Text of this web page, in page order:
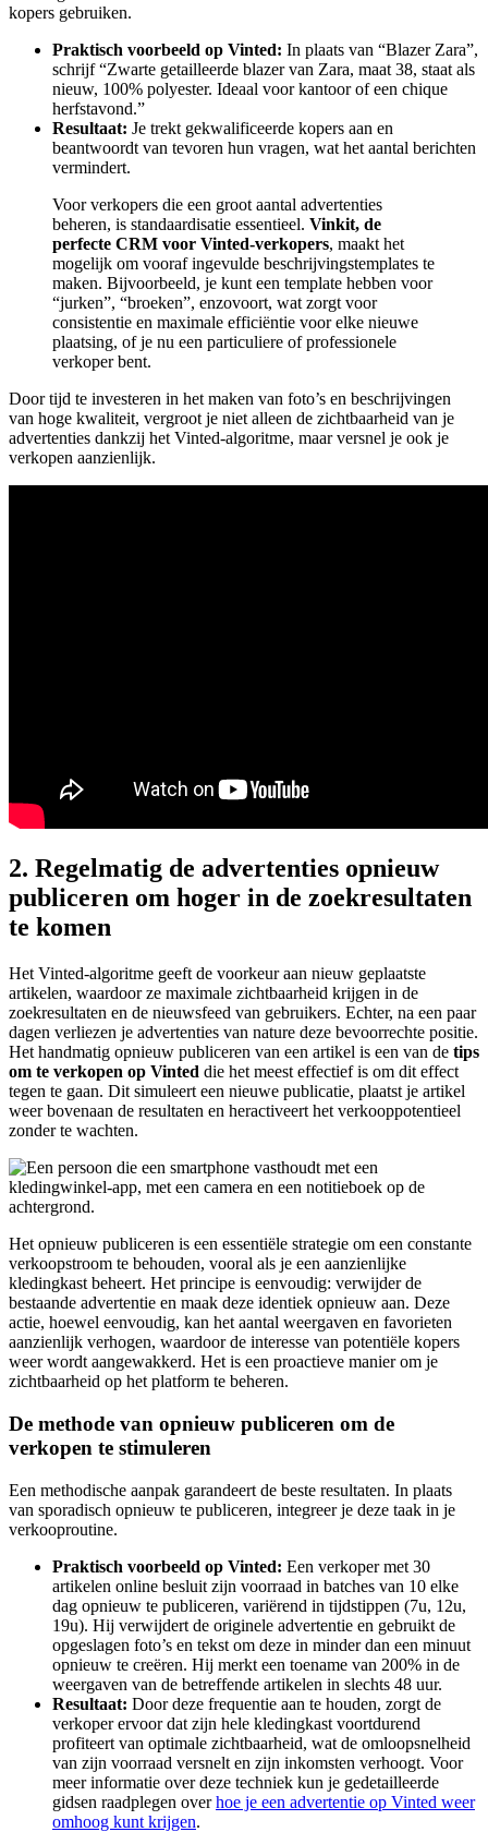
kopers gebruiken.
Praktisch voorbeeld op Vinted: In plaats van “Blazer Zara”,
schrijf “Zwarte getailleerde blazer van Zara, maat 38, staat als
nieuw, 100% polyester. Ideaal voor kantoor of een chique
herfstavond.”
Resultaat: Je trekt gekwalificeerde kopers aan en
beantwoordt van tevoren hun vragen, wat het aantal berichten
vermindert.
Voor verkopers die een groot aantal advertenties
beheren, is standaardisatie essentieel. Vinkit, de
perfecte CRM voor Vinted-verkopers, maakt het
mogelijk om vooraf ingevulde beschrijvingstemplates te
maken. Bijvoorbeeld, je kunt een template hebben voor
“jurken”, “broeken”, enzovoort, wat zorgt voor
consistentie en maximale efficiëntie voor elke nieuwe
plaatsing, of je nu een particuliere of professionele
verkoper bent.
Door tijd te investeren in het maken van foto’s en beschrijvingen
van hoge kwaliteit, vergroot je niet alleen de zichtbaarheid van je
advertenties dankzij het Vinted-algoritme, maar versnel je ook je
verkopen aanzienlijk.
2. Regelmatig de advertenties opnieuw
publiceren om hoger in de zoekresultaten
te komen
Het Vinted-algoritme geeft de voorkeur aan nieuw geplaatste
artikelen, waardoor ze maximale zichtbaarheid krijgen in de
zoekresultaten en de nieuwsfeed van gebruikers. Echter, na een paar
dagen verliezen je advertenties van nature deze bevoorrechte positie.
Het handmatig opnieuw publiceren van een artikel is een van de tips
om te verkopen op Vinted die het meest effectief is om dit effect
tegen te gaan. Dit simuleert een nieuwe publicatie, plaatst je artikel
weer bovenaan de resultaten en heractiveert het verkooppotentieel
zonder te wachten.
Het opnieuw publiceren is een essentiële strategie om een constante
verkoopstroom te behouden, vooral als je een aanzienlijke
kledingkast beheert. Het principe is eenvoudig: verwijder de
bestaande advertentie en maak deze identiek opnieuw aan. Deze
actie, hoewel eenvoudig, kan het aantal weergaven en favorieten
aanzienlijk verhogen, waardoor de interesse van potentiële kopers
weer wordt aangewakkerd. Het is een proactieve manier om je
zichtbaarheid op het platform te beheren.
De methode van opnieuw publiceren om de
verkopen te stimuleren
Een methodische aanpak garandeert de beste resultaten. In plaats
van sporadisch opnieuw te publiceren, integreer je deze taak in je
verkooproutine.
Praktisch voorbeeld op Vinted: Een verkoper met 30
artikelen online besluit zijn voorraad in batches van 10 elke
dag opnieuw te publiceren, variërend in tijdstippen (7u, 12u,
19u). Hij verwijdert de originele advertentie en gebruikt de
opgeslagen foto’s en tekst om deze in minder dan een minuut
opnieuw te creëren. Hij merkt een toename van 200% in de
weergaven van de betreffende artikelen in slechts 48 uur.
Resultaat: Door deze frequentie aan te houden, zorgt de
verkoper ervoor dat zijn hele kledingkast voortdurend
profiteert van optimale zichtbaarheid, wat de omloopsnelheid
van zijn voorraad versnelt en zijn inkomsten verhoogt. Voor
meer informatie over deze techniek kun je gedetailleerde
gidsen raadplegen overhoe je een advertentie op Vinted weer
omhoog kunt krijgen.